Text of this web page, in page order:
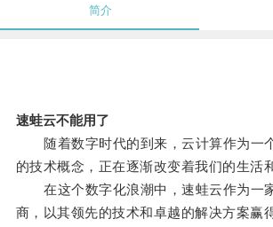
简介
速蛙云不能用了
随着数字时代的到来，云计算作为一
的技术概念，正在逐渐改变着我们的生活
在这个数字化浪潮中，速蛙云作为一
商，以其领先的技术和卓越的解决方案赢